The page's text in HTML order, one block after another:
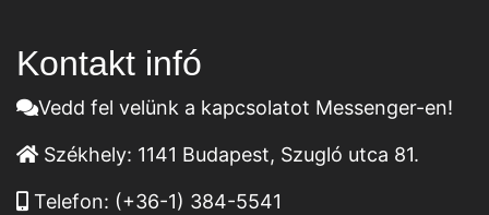
Kontakt infó
Vedd fel velünk a kapcsolatot Messenger-en!
Székhely: 1141 Budapest, Szugló utca 81.
Telefon: (+36-1) 384-5541